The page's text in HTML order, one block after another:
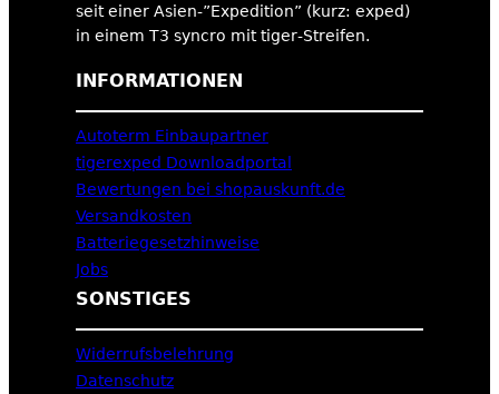
seit einer Asien-”Expedition” (kurz: exped)
in einem T3 syncro mit tiger-Streifen.
INFORMATIONEN
Autoterm Einbaupartner
tigerexped Downloadportal
Bewertungen bei shopauskunft.de
Versandkosten
Batteriegesetzhinweise
Jobs
SONSTIGES
Widerrufsbelehrung
Datenschutz